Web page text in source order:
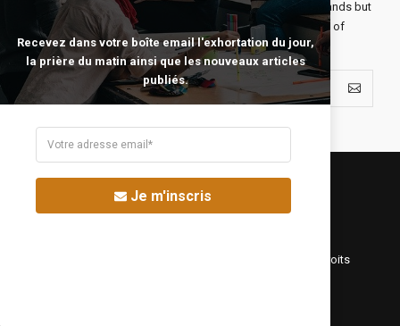
The real voyage of discovery consists not in seeking new lands but
seeing with new eyes. All journeys have secret destinations of
which the traveler is unaware.
©Fréquence Chrétienne Production 2016-2025. Tous droits
Recevez dans votre boîte email l'exhortation du jour,
la prière du matin ainsi que les nouveaux articles
publiés.
Je m'inscris